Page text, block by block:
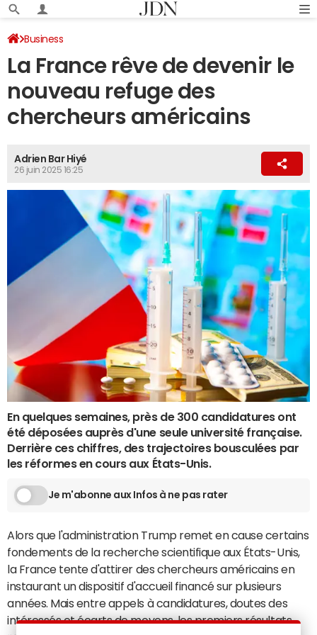
Business
La France rêve de devenir le
nouveau refuge des
chercheurs américains
Adrien Bar Hiyé
26 juin 2025 16:25
En quelques semaines, près de 300 candidatures ont
été déposées auprès d'une seule université française.
Derrière ces chiffres, des trajectoires bousculées par
les réformes en cours aux États-Unis.
Je m'abonne aux Infos à ne pas rater
Alors que l'administration Trump remet en cause certains
fondements de la recherche scientifique aux États-Unis,
la France tente d'attirer des chercheurs américains en
instaurant un dispositif d'accueil financé sur plusieurs
années. Mais entre appels à candidatures, doutes des
intéressés et écarts de moyens, les premiers résultats